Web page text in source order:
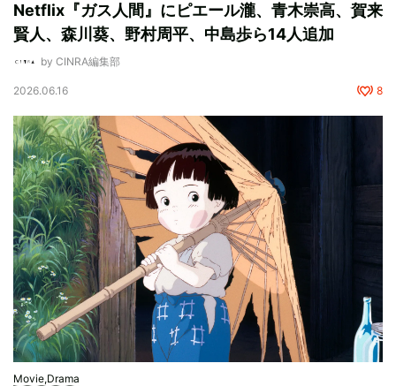
Netflix『ガス人間』にピエール瀧、青木崇高、賀来
賢人、森川葵、野村周平、中島歩ら14人追加
by CINRA編集部
2026.06.16 8
Movie,Drama